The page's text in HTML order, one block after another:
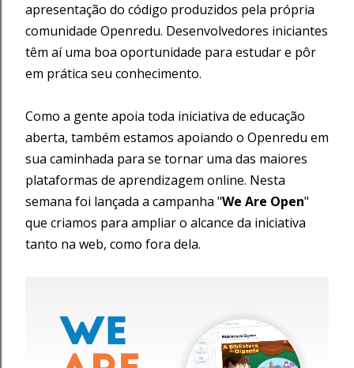
apresentação do código produzidos pela própria
comunidade Openredu. Desenvolvedores iniciantes
têm aí uma boa oportunidade para estudar e pôr
em prática seu conhecimento.
Como a gente apoia toda iniciativa de educação
aberta, também estamos apoiando o Openredu em
sua caminhada para se tornar uma das maiores
plataformas de aprendizagem online. Nesta
semana foi lançada a campanha "We Are Open"
que criamos para ampliar o alcance da iniciativa
tanto na web, como fora dela.